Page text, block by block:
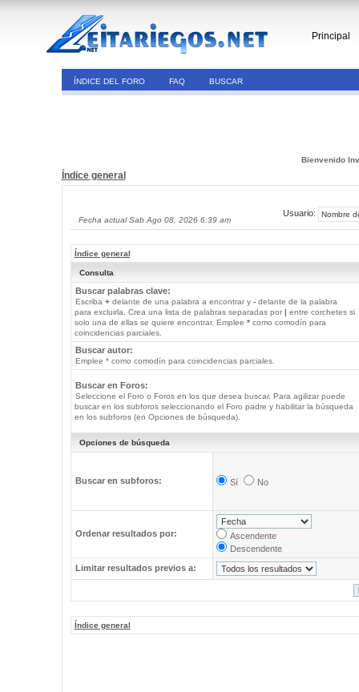
Principal
ÍNDICE DEL FORO FAQ BUSCAR
Bienvenido
Índice general
Fecha actual Sab Ago 08, 2026 6:39 am
Usuario:
Índice general
Consulta
Buscar palabras clave:
Escriba +delante de una palabra a encontrar y -delante de la palabra
para excluirla. Crea una lista de palabras separadas por | entre corchetes si
solo una de ellas se quiere encontrar. Emplee *como comodín para
coincidencias parciales.
Buscar autor:
Emplee * como comodín para coincidencias parciales.
Buscar en Foros:
Seleccione el Foro o Foros en los que desea buscar. Para agilizar puede
buscar en los subforos seleccionando el Foro padre y habilitar la búsqueda
en los subforos (en Opciones de búsqueda).
Opciones de búsqueda
Buscar en subforos: Sí No
Ordenar resultados por:
Ascendente
Descendente
Limitar resultados previos a:
Índice general